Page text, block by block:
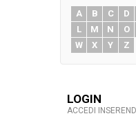
A
B C D
L
M N O
W
X Y Z
LOGIN
ACCEDI